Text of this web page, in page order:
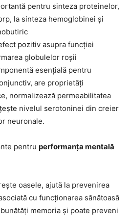
pentru sinteza proteinelor,
la sinteza hemoglobinei și
pozitiv asupra funcției
globulelor roșii
esențială pentru
are proprietăți
normalizează permeabilitatea
nivelul serotoninei din creier
neuronale.
pentru performanța mentală
oasele, ajută la prevenirea
cu funcționarea sănătoasă
memoria și poate preveni